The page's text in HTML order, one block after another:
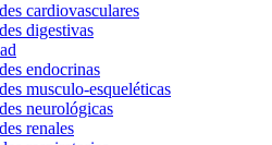
cardiovasculares
digestivas
endocrinas
musculo-esqueléticas
neurológicas
renales